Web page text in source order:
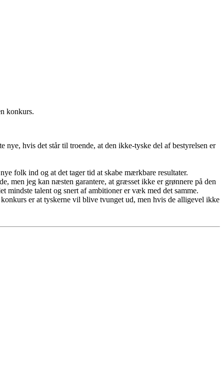
konkurs.
hvis det står til troende, at den ikke-tyske del af bestyrelsen er
folk ind og at det tager tid at skabe mærkbare resultater.
men jeg kan næsten garantere, at græsset ikke er grønnere på den
mindste talent og snert af ambitioner er væk med det samme.
er at tyskerne vil blive tvunget ud, men hvis de alligevel ikke